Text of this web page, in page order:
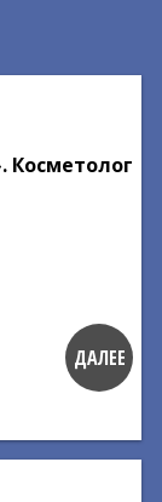
Косметолог
ДАЛЕЕ